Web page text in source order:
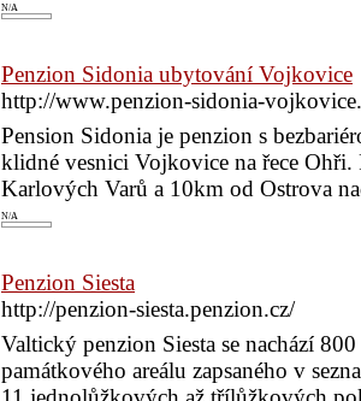
N/A
Penzion Sidonia ubytování Vojkovice
http://www.penzion-sidonia-
Pension Sidonia je penzion s
klidné vesnici Vojkovice na řece
Karlových Varů a 10km od Ostrova
N/A
Penzion Siesta
http://penzion-siesta.penzion.cz/
Valtický penzion Siesta se nachází
památkového areálu zapsaného v